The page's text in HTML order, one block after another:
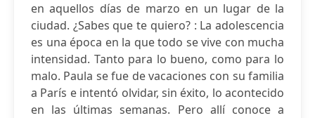
en aquellos días de marzo en un lugar de la
ciudad. ¿Sabes que te quiero? : La adolescencia
es una época en la que todo se vive con mucha
intensidad. Tanto para lo bueno, como para lo
malo. Paula se fue de vacaciones con su familia
a París e intentó olvidar, sin éxito, lo acontecido
en las últimas semanas. Pero allí conoce a